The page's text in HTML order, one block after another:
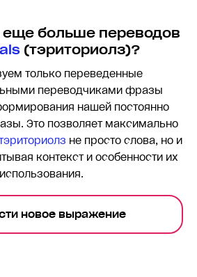
еще больше переводов
(тэриториолз)?
только переведенные
переводчиками фразы
нашей постоянно
Это позволяет максимально
не просто слова, но и
контекст и особенности их
использования.
новое выражение